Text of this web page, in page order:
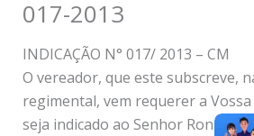
017-2013
INDICAÇÃO N° 017/ 2013 – CM
O vereador, que este subscreve,
regimental, vem requerer a Vossa
seja indicado ao Senhor Ronaldo